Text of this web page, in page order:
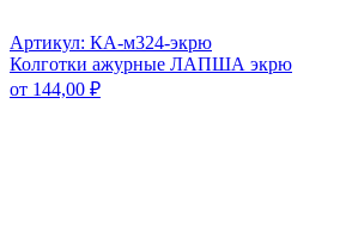
Артикул: КА-м324-экрю
Колготки ажурные ЛАПША экрю
от 144,00 ₽